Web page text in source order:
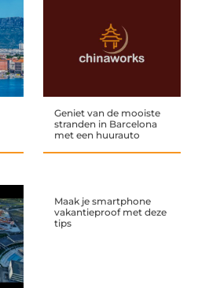
Geniet van de mooiste
stranden in Barcelona
met een huurauto
Maak je smartphone
vakantieproof met deze
tips